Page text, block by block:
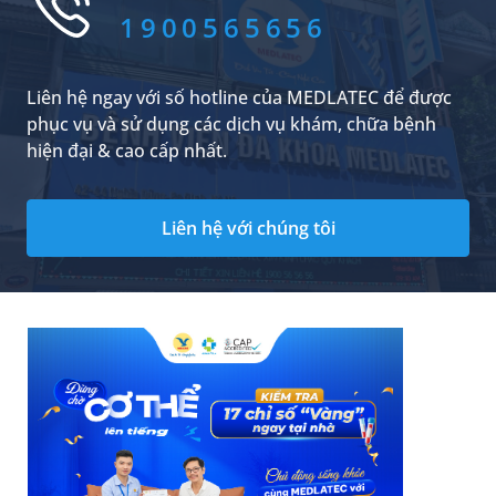
khỏe mạnh?
1900565656
Liên hệ ngay với số hotline của MEDLATEC để được
phục vụ và sử dụng các dịch vụ khám, chữa bệnh
hiện đại & cao cấp nhất.
Liên hệ với chúng tôi